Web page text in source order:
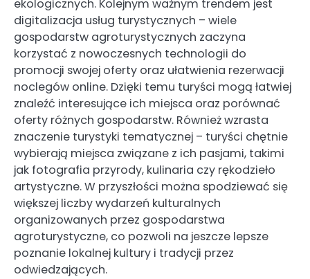
ekologicznych. Kolejnym ważnym trendem jest
digitalizacja usług turystycznych – wiele
gospodarstw agroturystycznych zaczyna
korzystać z nowoczesnych technologii do
promocji swojej oferty oraz ułatwienia rezerwacji
noclegów online. Dzięki temu turyści mogą łatwiej
znaleźć interesujące ich miejsca oraz porównać
oferty różnych gospodarstw. Również wzrasta
znaczenie turystyki tematycznej – turyści chętnie
wybierają miejsca związane z ich pasjami, takimi
jak fotografia przyrody, kulinaria czy rękodzieło
artystyczne. W przyszłości można spodziewać się
większej liczby wydarzeń kulturalnych
organizowanych przez gospodarstwa
agroturystyczne, co pozwoli na jeszcze lepsze
poznanie lokalnej kultury i tradycji przez
odwiedzających.